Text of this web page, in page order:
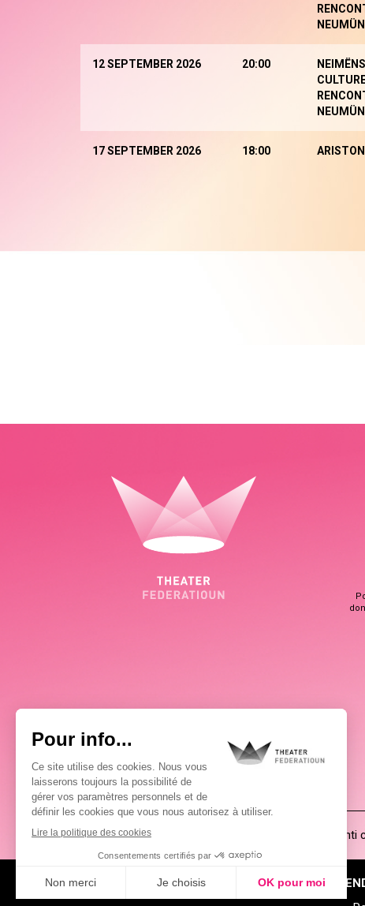
12 SEPTEMBER 2026 20:00
17 SEPTEMBER 2026 18:00 ARISTON
(00352) 2648 0946 Pablo Chimienti
À PROPOS ACTUALITÉS